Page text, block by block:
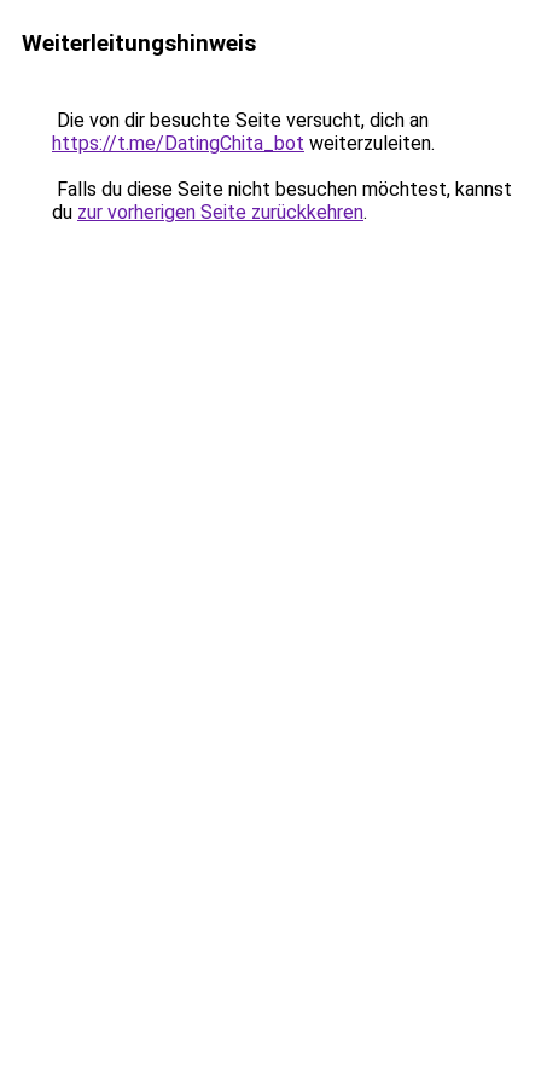
Weiterleitungshinweis
Die von dir besuchte Seite versucht, dich an
https://t.me/DatingChita_bot weiterzuleiten.
Falls du diese Seite nicht besuchen möchtest, kannst
du zur vorherigen Seite zurückkehren.